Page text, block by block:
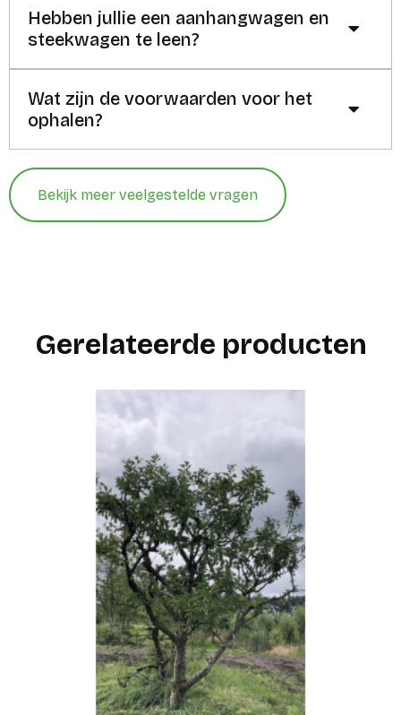
Hebben jullie een aanhangwagen en
steekwagen te leen?
Wat zijn de voorwaarden voor het
ophalen?
Bekijk meer veelgestelde vragen
Gerelateerde producten